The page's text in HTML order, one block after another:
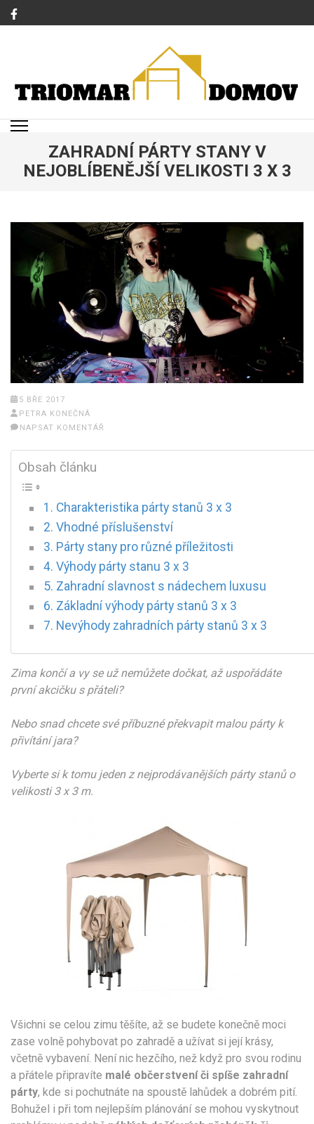
Přeskočit
na
TRIOMAR
ZAHRADNÍ PÁRTY STANY V
NEJOBLÍBENĚJŠÍ VELIKOSTI 3 X 3
5 BŘE 2017
PETRA KONEČNÁ
NAPSAT KOMENTÁŘ
Obsah článku
Charakteristika párty stanů 3 x 3
Vhodné příslušenství
Párty stany pro různé příležitosti
Výhody párty stanu 3 x 3
Zahradní slavnost s nádechem luxusu
Základní výhody párty stanů 3 x 3
Nevýhody zahradních párty stanů 3 x 3
Zima končí a vy se už nemůžete dočkat, až uspořádáte
první akcičku s přáteli?
Nebo snad chcete své příbuzné překvapit malou párty k
přivítání jara?
Vyberte si k tomu jeden z nejprodávanějších párty stanů o
velikosti 3 x 3 m.
Všichni se celou zimu těšíte, až se budete konečně moci
zase volně pohybovat po zahradě a užívat si její krásy,
včetně vybavení. Není nic hezčího, než když pro svou rodinu
a přátele připravíte malé občerstvení či spíše zahradní
párty, kde si pochutnáte na spoustě lahůdek a dobrém pití.
Bohužel i při tom nejlepším plánování se mohou vyskytnout